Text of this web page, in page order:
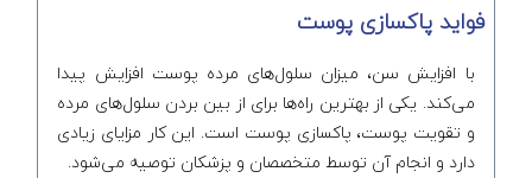
فواید پاکسازی پوست
با افزایش سن، میزان سلول‌های مرده پوست افزایش پیدا
می‌کند. یکی از بهترین راه‌ها برای از بین بردن سلول‌های مرده
و تقویت پوست، پاکسازی پوست است. این کار مزایای زیادی
دارد و انجام آن توسط متخصصان و پزشکان توصیه می‌شود.